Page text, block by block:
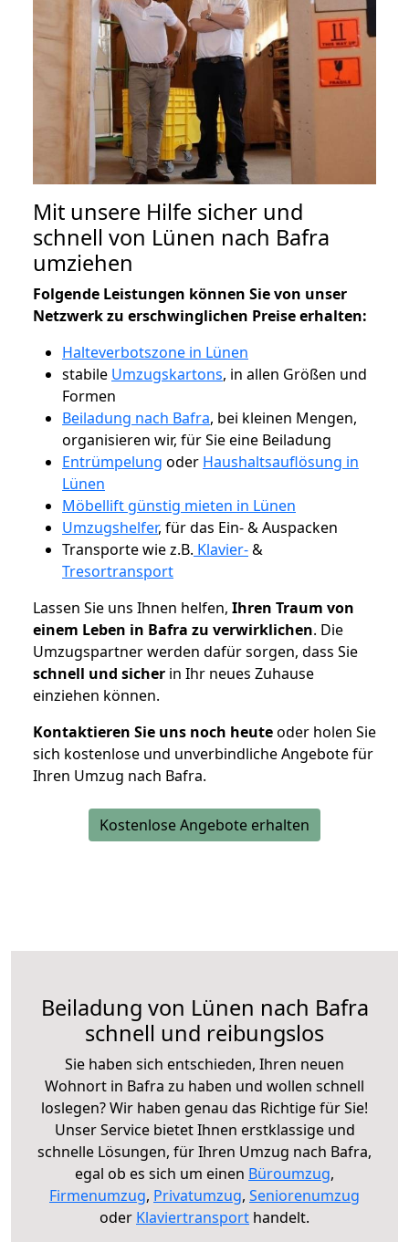
Mit unsere Hilfe sicher und
schnell von Lünen nach Bafra
umziehen
Folgende Leistungen können Sie von unser
Netzwerk zu erschwinglichen Preise erhalten:
Halteverbotszone in Lünen
stabile Umzugskartons, in allen Größen und
Formen
Beiladung nach Bafra, bei kleinen Mengen,
organisieren wir, für Sie eine Beiladung
Entrümpelung oder Haushaltsauflösung in
Lünen
Möbellift günstig mieten in Lünen
Umzugshelfer, für das Ein- & Auspacken
Transporte wie z.B. Klavier-&
Tresortransport
Lassen Sie uns Ihnen helfen, Ihren Traum von
einem Leben in Bafra zu verwirklichen. Die
Umzugspartner werden dafür sorgen, dass Sie
schnell und sicher in Ihr neues Zuhause
einziehen können.
Kontaktieren Sie uns noch heuteoder holen Sie
sich kostenlose und unverbindliche Angebote für
Ihren Umzug nach Bafra.
Kostenlose Angebote erhalten
Beiladung von Lünen nach Bafra
schnell und reibungslos
Sie haben sich entschieden, Ihren neuen
Wohnort in Bafra zu haben und wollen schnell
loslegen? Wir haben genau das Richtige für Sie!
Unser Service bietet Ihnen erstklassige und
schnelle Lösungen, für Ihren Umzug nach Bafra,
egal ob es sich um einen Büroumzug,
Firmenumzug, Privatumzug, Seniorenumzug
oder Klaviertransport handelt.